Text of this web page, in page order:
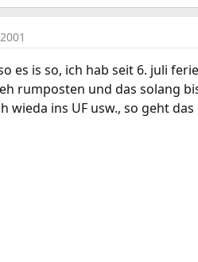
es is so, ich hab seit 6. juli
rumposten und das solang
wieda ins UF usw., so geht